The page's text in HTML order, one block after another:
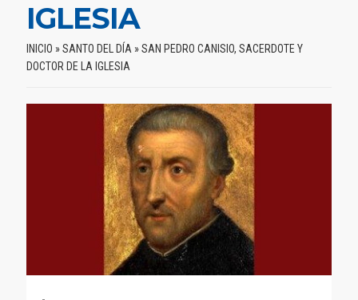
IGLESIA
INICIO »SANTO DEL DÍA »SAN PEDRO CANISIO, SACERDOTE Y
DOCTOR DE LA IGLESIA